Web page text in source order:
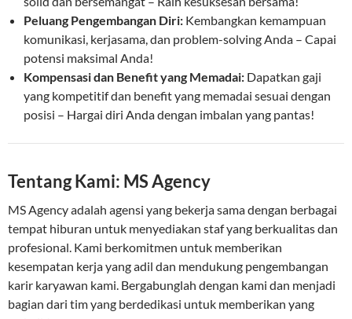
Peluang Pengembangan Diri: Kembangkan kemampuan
komunikasi, kerjasama, dan problem-solving Anda – Capai
potensi maksimal Anda!
Kompensasi dan Benefit yang Memadai: Dapatkan gaji
yang kompetitif dan benefit yang memadai sesuai dengan
posisi – Hargai diri Anda dengan imbalan yang pantas!
Tentang Kami: MS Agency
MS Agency adalah agensi yang bekerja sama dengan berbagai
tempat hiburan untuk menyediakan staf yang berkualitas dan
profesional. Kami berkomitmen untuk memberikan
kesempatan kerja yang adil dan mendukung pengembangan
karir karyawan kami. Bergabunglah dengan kami dan menjadi
bagian dari tim yang berdedikasi untuk memberikan yang